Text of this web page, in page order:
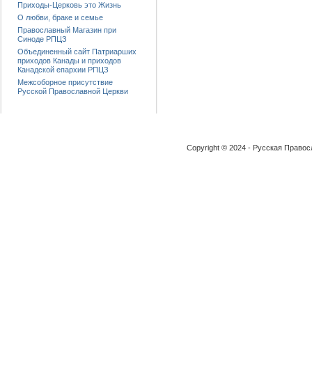
Приходы-Церковь это Жизнь
О любви, браке и семье
Православный Магазин при
Синоде РПЦЗ
Объединенный сайт Патриарших
приходов Канады и приходов
Канадской епархии РПЦЗ
Межсоборное присутствие
Русской Православной Церкви
Copyright © 2024 - Русская